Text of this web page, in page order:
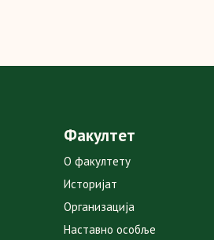
Факултет
О факултету
Историјат
Организација
Наставно особље